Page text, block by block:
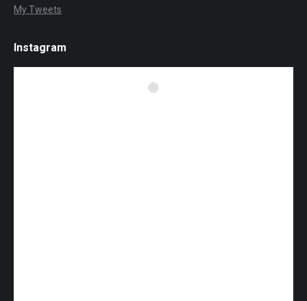
My Tweets
Instagram